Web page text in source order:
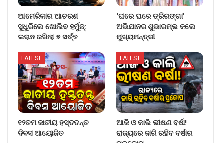
ଆମେରିକାର ଆଚରଣ
ସୁଧୁରିଲେ ଖୋଲିବ ହର୍ମୁଜ୍:
ଇରାନ ରଖିଲା ୭ ସର୍ତ୍ତ
‘ଘରେ ଘରେ ତ୍ରିରଙ୍ଗା’
ଅଭିଯାନର ଶୁଭାରମ୍ଭ କଲେ
ମୁଖ୍ୟମନ୍ତ୍ରୀ
LATEST
୧୨ତମ ଜାତୀୟ ହସ୍ତତନ୍ତ
ଦିବସ ଆୟୋଜିତ
LATEST
ଆଜି ଓ କାଲି ଭୀଷଣ ବର୍ଷା!
ରାଜ୍ୟରେ ଜାରି ରହିବ ବର୍ଷାର